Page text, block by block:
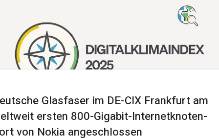
Glasfaser im DE-CIX Frankfurt am
ersten 800-Gigabit-Internetknoten-
von Nokia angeschlossen